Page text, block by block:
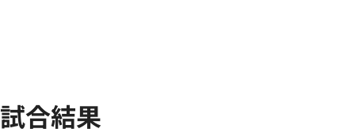
試合結果